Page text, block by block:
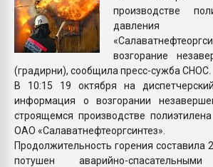
производстве
возгорание
(градирни), сообщила пресс-сужба СНОС.
В 10:15 19 октября на
информация о возгорании
строящемся производстве
ОАО «Салаватнефтеоргсинтез».
Продолжительность горения составила
потушен аварийно-